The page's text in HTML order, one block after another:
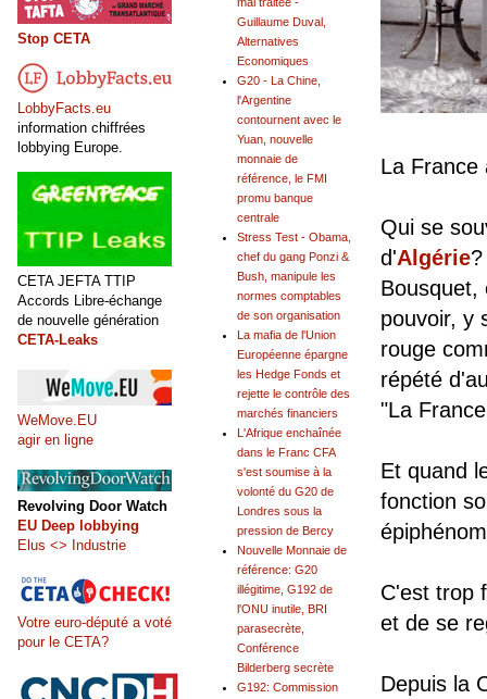
La France
Qui se
d'Algérie
Bousquet,
pouvoir, y
rouge
répété
"La
Et quand
fonction
C'est trop
et de se
Depuis la
Guillaume Duval,
Alternatives
Economiques
G20 - La Chine,
l'Argentine
contournent avec le
Yuan, nouvelle
monnaie de
référence, le FMI
promu banque
centrale
Stress Test - Obama,
chef du gang Ponzi &
Bush, manipule les
normes comptables
de son organisation
La mafia de l'Union
Européenne épargne
les Hedge Fonds et
rejette le contrôle des
marchés financiers
L'Afrique enchaînée
dans le Franc CFA
s'est soumise à la
volonté du G20 de
Londres sous la
pression de Bercy
Nouvelle Monnaie de
référence: G20
illégitime, G192 de
l'ONU inutile, BRI
parasecrète,
Conférence
Bilderberg secrète
G192: Commission
Stop CETA
LobbyFacts.eu
information chiffrées
lobbying Europe.
CETA JEFTA TTIP
Accords Libre-échange
de nouvelle génération
CETA-Leaks
WeMove.EU
agir en ligne
Revolving Door Watch
EU Deep lobbying
Elus <> Industrie
Votre euro-député a voté
pour le CETA?